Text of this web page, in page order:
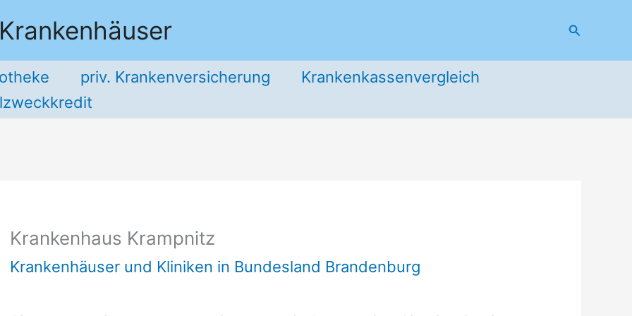
Suchen
priv. Krankenversicherung
Krankenkassenvergleich
Krankenhaus Krampnitz
Krankenhäuser und Kliniken in Bundesland Brandenburg